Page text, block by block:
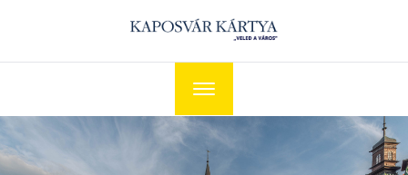
Navigáció
kapcsolása